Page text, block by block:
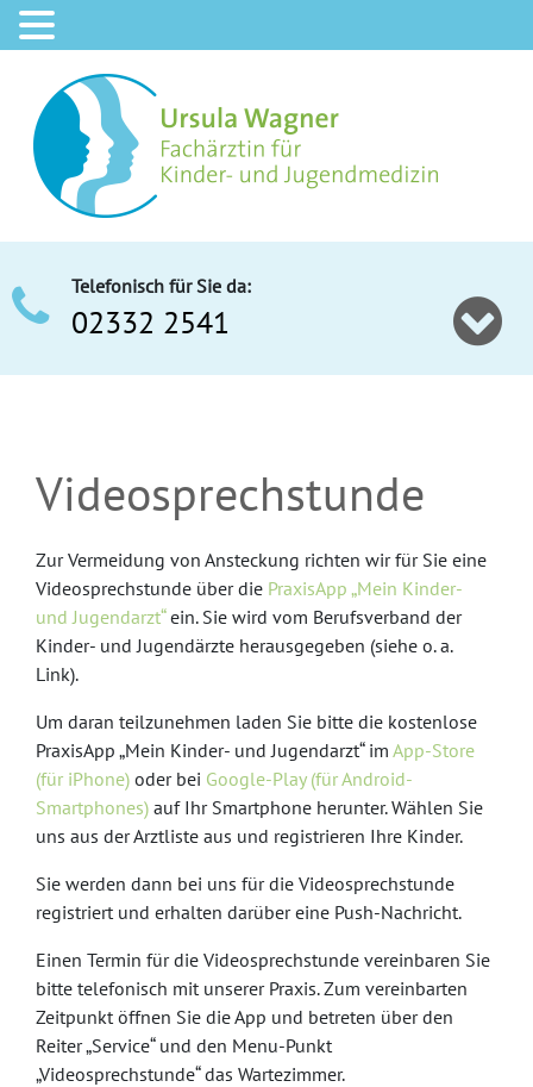
Telefonisch für Sie da:
02332 2541
Videosprechstunde
Zur Vermeidung von Ansteckung richten wir für Sie eine
Videosprechstunde über die PraxisApp „Mein Kinder-
und Jugendarzt“ein. Sie wird vom Berufsverband der
Kinder- und Jugendärzte herausgegeben (siehe o. a.
Link).
Um daran teilzunehmen laden Sie bitte die kostenlose
PraxisApp „Mein Kinder- und Jugendarzt“ im App-Store
(für iPhone) oder bei Google-Play (für Android-
Smartphones) auf Ihr Smartphone herunter. Wählen Sie
uns aus der Arztliste aus und registrieren Ihre Kinder.
Sie werden dann bei uns für die Videosprechstunde
registriert und erhalten darüber eine Push-Nachricht.
Einen Termin für die Videosprechstunde vereinbaren Sie
bitte telefonisch mit unserer Praxis. Zum vereinbarten
Zeitpunkt öffnen Sie die App und betreten über den
Reiter „Service“ und den Menu-Punkt
„Videosprechstunde“ das Wartezimmer.